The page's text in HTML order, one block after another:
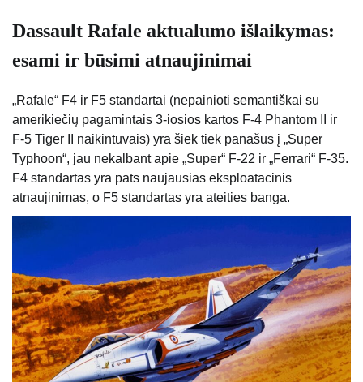
Dassault Rafale aktualumo išlaikymas:
esami ir būsimi atnaujinimai
„Rafale“ F4 ir F5 standartai (nepainioti semantiškai su
amerikiečių pagamintais 3-iosios kartos F-4 Phantom II ir
F-5 Tiger II naikintuvais) yra šiek tiek panašūs į „Super
Typhoon“, jau nekalbant apie „Super“ F-22 ir „Ferrari“ F-35.
F4 standartas yra pats naujausias eksploatacinis
atnaujinimas, o F5 standartas yra ateities banga.